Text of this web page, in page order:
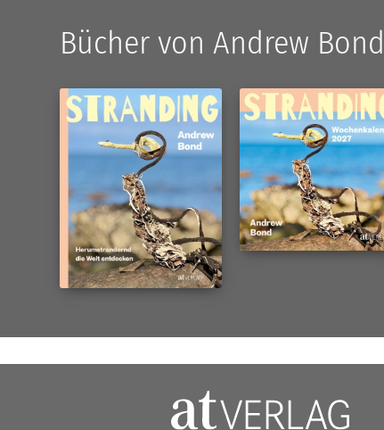
Bücher von Andrew Bond